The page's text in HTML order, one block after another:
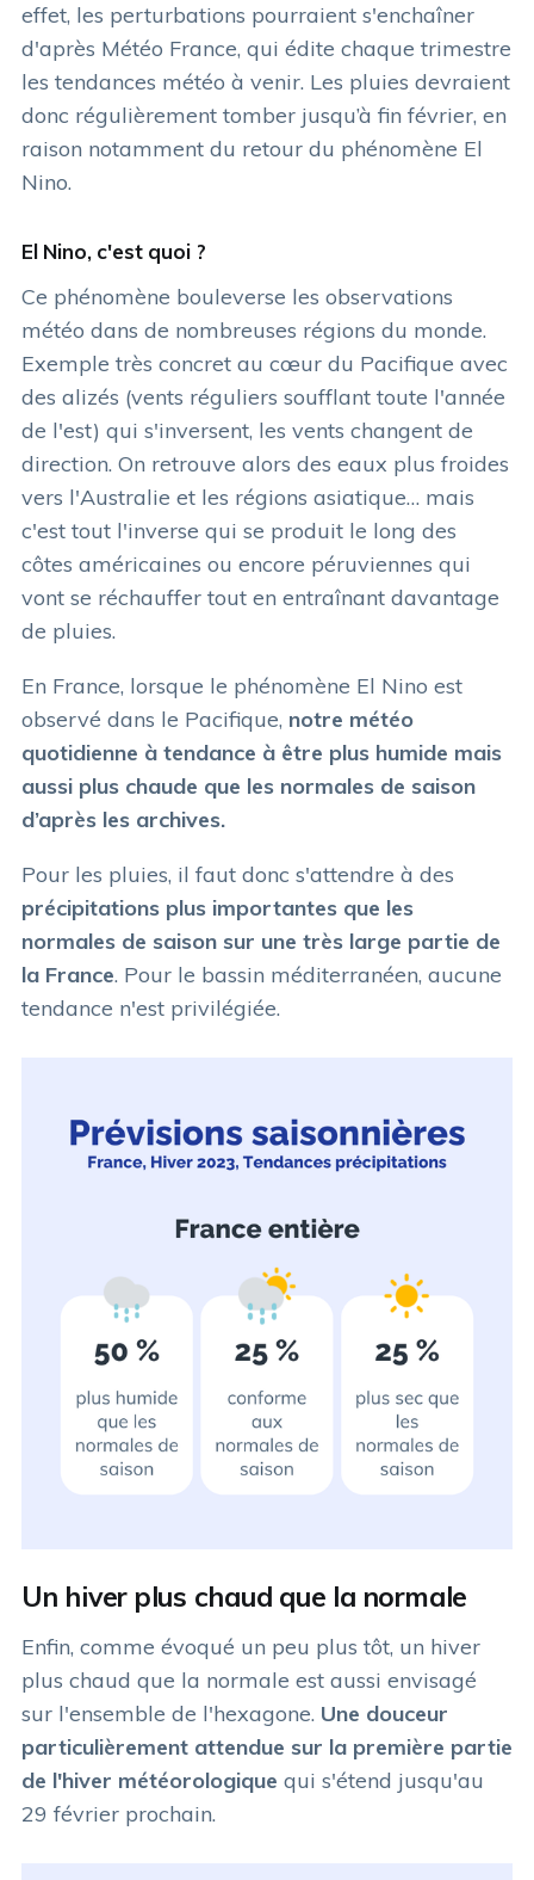
effet, les perturbations pourraient s'enchaîner
d'après Météo France, qui édite chaque trimestre
les tendances météo à venir. Les pluies devraient
donc régulièrement tomber jusqu’à fin février, en
raison notamment du retour du phénomène El
Nino.
El Nino, c'est quoi ?
Ce phénomène bouleverse les observations
météo dans de nombreuses régions du monde.
Exemple très concret au cœur du Pacifique avec
des alizés (vents réguliers soufflant toute l'année
de l'est) qui s'inversent, les vents changent de
direction. On retrouve alors des eaux plus froides
vers l'Australie et les régions asiatique… mais
c'est tout l'inverse qui se produit le long des
côtes américaines ou encore péruviennes qui
vont se réchauffer tout en entraînant davantage
de pluies.
En France, lorsque le phénomène El Nino est
observé dans le Pacifique, notre météo
quotidienne à tendance à être plus humide mais
aussi plus chaude que les normales de saison
d’après les archives.
Pour les pluies, il faut donc s'attendre à des
précipitations plus importantes que les
normales de saison sur une très large partie de
la France. Pour le bassin méditerranéen, aucune
tendance n'est privilégiée.
Un hiver plus chaud que la normale
Enfin, comme évoqué un peu plus tôt, un hiver
plus chaud que la normale est aussi envisagé
sur l'ensemble de l'hexagone.Une douceur
particulièrement attendue sur la première partie
de l'hiver météorologique qui s'étend jusqu'au
29 février prochain.